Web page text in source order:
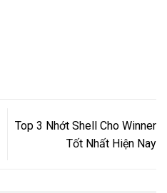
Top 3 Nhớt Shell Cho Winner
Tốt Nhất Hiện Nay